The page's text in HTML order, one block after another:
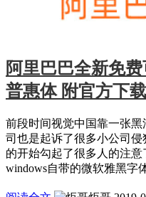
阿里巴巴全新免
普惠体 附官方下
前段时间视觉中国靠一张
司也是起诉了很多小公司侵
的开始勾起了很多人的注
windows自带的微软雅黑字